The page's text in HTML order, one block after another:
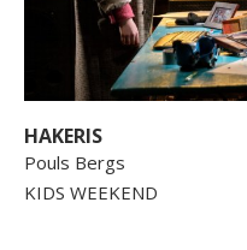
HAKERIS
Pouls Bergs
KIDS WEEKEND